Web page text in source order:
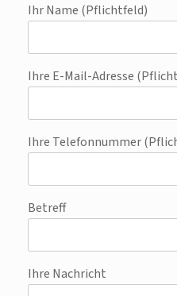
Ihr Name (Pflichtfeld)
Ihre E-Mail-Adresse
Ihre Telefonnummer
Betreff
Ihre Nachricht